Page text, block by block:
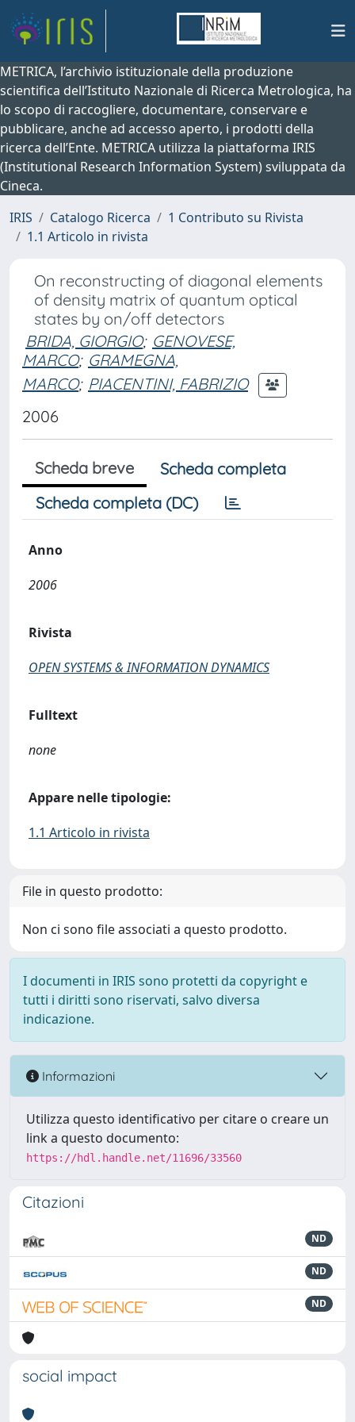
METRICA, l’archivio istituzionale della produzione
scientifica dell’Istituto Nazionale di Ricerca Metrologica, ha
lo scopo di raccogliere, documentare, conservare e
pubblicare, anche ad accesso aperto, i prodotti della
ricerca dell’Ente. METRICA utilizza la piattaforma IRIS
(Institutional Research Information System) sviluppata da
Cineca.
IRIS
Catalogo Ricerca
1 Contributo su Rivista
1.1 Articolo in rivista
On reconstructing of diagonal elements
of density matrix of quantum optical
states by on/off detectors
BRIDA, GIORGIO; GENOVESE,
MARCO; GRAMEGNA,
MARCO; PIACENTINI, FABRIZIO
2006
Scheda breve
Scheda completa
Scheda completa (DC)
Anno
2006
Rivista
OPEN SYSTEMS & INFORMATION DYNAMICS
Fulltext
none
Appare nelle tipologie:
1.1 Articolo in rivista
File in questo prodotto:
Non ci sono file associati a questo prodotto.
I documenti in IRIS sono protetti da copyright e
tutti i diritti sono riservati, salvo diversa
indicazione.
Informazioni
Utilizza questo identificativo per citare o creare un
link a questo documento:
https://hdl.handle.net/11696/33560
Citazioni
ND
ND
ND
social impact